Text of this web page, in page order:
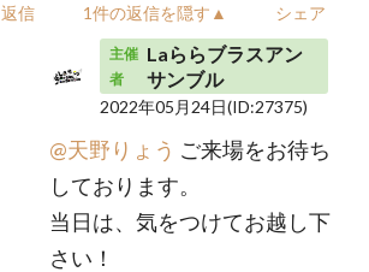
返信 1件の返信を隠す▲ シェア
主催
者
Laららブラスアン
サンブル
2022年05月24日(ID:27375)
@天野りょう ご来場をお待ち
しております。
当日は、気をつけてお越し下
さい！